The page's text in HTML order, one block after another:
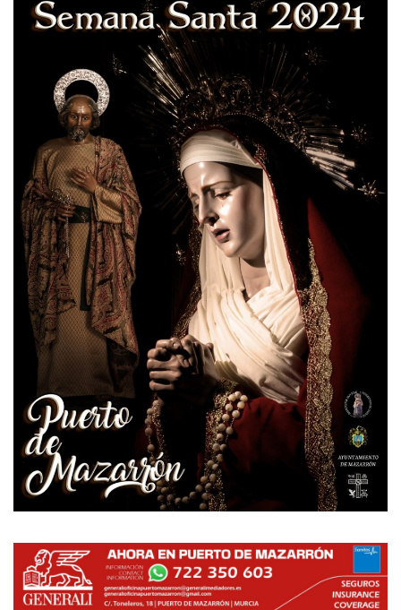
Entrevistas
Reportajes
Empresas
Mapa de Mazarrón
Vídeos
Galerías
Contacto
Empresas